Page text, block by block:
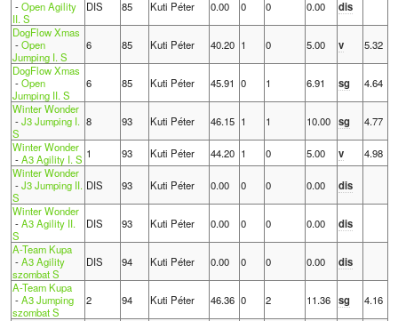
-Open Agility
II. S
DIS 85 Kuti Péter 0.00 0 0 0.00
dis
DogFlow Xmas
-Open
Jumping I. S
6 85 Kuti Péter 40.20 1 0 5.00 v
5.32
DogFlow Xmas
-Open
Jumping II. S
6 85 Kuti Péter 45.91 0 1 6.91 sg
4.64
Winter Wonder
-J3 Jumping I.
S
8 93 Kuti Péter 46.15 1 1 10.00 sg
4.77
Winter Wonder
-A3 Agility I. S 1 93 Kuti Péter 44.20 1 0 5.00 v
4.98
Winter Wonder
-J3 Jumping II.
S
DIS 93 Kuti Péter 0.00 0 0 0.00
dis
Winter Wonder
-A3 Agility II.
S
DIS 93 Kuti Péter 0.00 0 0 0.00
dis
A-Team Kupa
-A3 Agility
szombat S
DIS 94 Kuti Péter 0.00 0 0 0.00
dis
A-Team Kupa
-A3 Jumping
szombat S
2 94 Kuti Péter 46.36 0 2 11.36 sg
4.16